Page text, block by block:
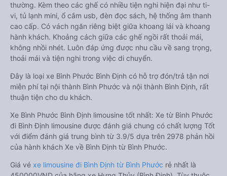
thường. Kèm theo các ghế có nhiều tiện nghi hiện đại như ti-
vi, tủ lạnh mini, ổ cắm usb, đèn đọc sách, hệ thống âm thanh
cao cấp. Có vách ngăn riêng biệt giữa khoang lái và khoang
hành khách. Khoảng cách giữa các ghế ngồi rất thoải mái,
không nhồi nhét. Luôn đáp ứng được nhu cầu về sang trọng,
thoải mái và tiện nghi trong việc di chuyển.
Đây là loại xe Bình Phước Bình Định có hỗ trợ đón/trả tận nơi
miễn phí tại nội thành Bình Phước và nội thành Bình Định, rất
thuận tiện cho du khách.
Xe Bình Phước Bình Định limousine tốt nhất: Xe từ Bình Phước
đi Bình Định limousine được đánh giá chung có chất lượng Tốt
với điểm đánh giá trung bình từ 3.9/5 dựa trên 2978 phản hồi
của hành khách Xe về Bình Định từ Bình Phước.
Giá vé xe limousine đi Bình Định từ Bình Phước rẻ nhất là